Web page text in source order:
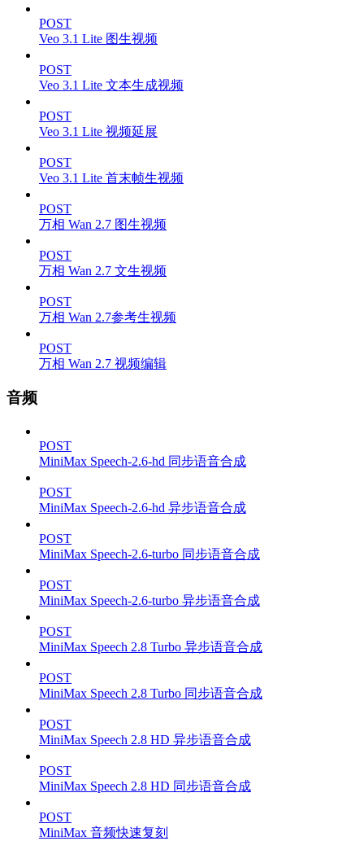
POST
Veo 3.1 Lite 图生视频
POST
Veo 3.1 Lite 文本生成视频
POST
Veo 3.1 Lite 视频延展
POST
Veo 3.1 Lite 首末帧生视频
POST
万相 Wan 2.7 图生视频
POST
万相 Wan 2.7 文生视频
POST
万相 Wan 2.7参考生视频
POST
万相 Wan 2.7 视频编辑
音频
POST
MiniMax Speech-2.6-hd 同步语音合成
POST
MiniMax Speech-2.6-hd 异步语音合成
POST
MiniMax Speech-2.6-turbo 同步语音合成
POST
MiniMax Speech-2.6-turbo 异步语音合成
POST
MiniMax Speech 2.8 Turbo 异步语音合成
POST
MiniMax Speech 2.8 Turbo 同步语音合成
POST
MiniMax Speech 2.8 HD 异步语音合成
POST
MiniMax Speech 2.8 HD 同步语音合成
POST
MiniMax 音频快速复刻